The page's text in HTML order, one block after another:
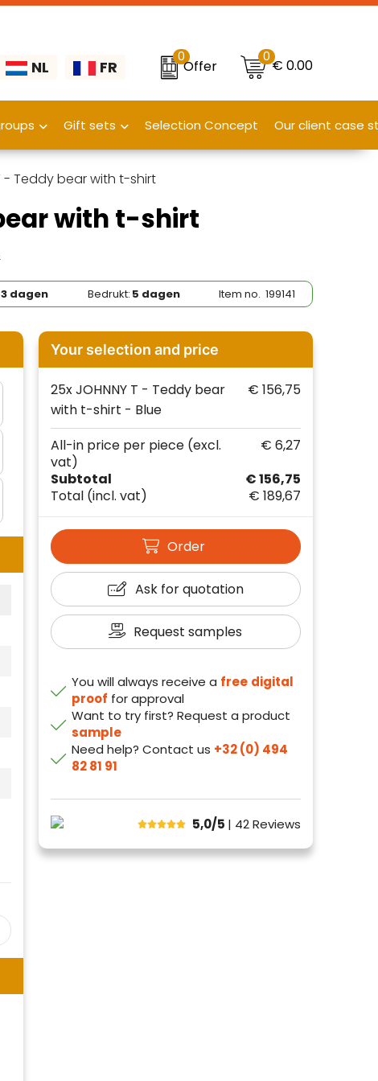
NL FR
0
Offer
0€ 0.00
Gift sets Selection Concept Our client case
- Teddy bear with t-shirt
with t-shirt
3 dagen Bedrukt: 5 dagen Item no.199141
Your selection and price
25x JOHNNY T - Teddy bear
with t-shirt - Blue
€ 156,75
Subtotal
€ 156,75
Total (incl. vat) € 189,67
All-in price per piece (excl.
vat)
€ 6,27
Order
Ask for quotation
Request samples
You will always receive a free digital
proof for approval
Want to try first? Request a product
sample
Need help? Contact us +32 (0) 494
82 81 91
5,0/5 | 42Reviews